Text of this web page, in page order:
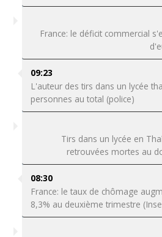
France: le déficit commercial
09:23
L'auteur des tirs dans un lycée
personnes au total (police)
Tirs dans un lycée en
retrouvées mortes au
08:30
France: le taux de chômage
8,3% au deuxième trimestre